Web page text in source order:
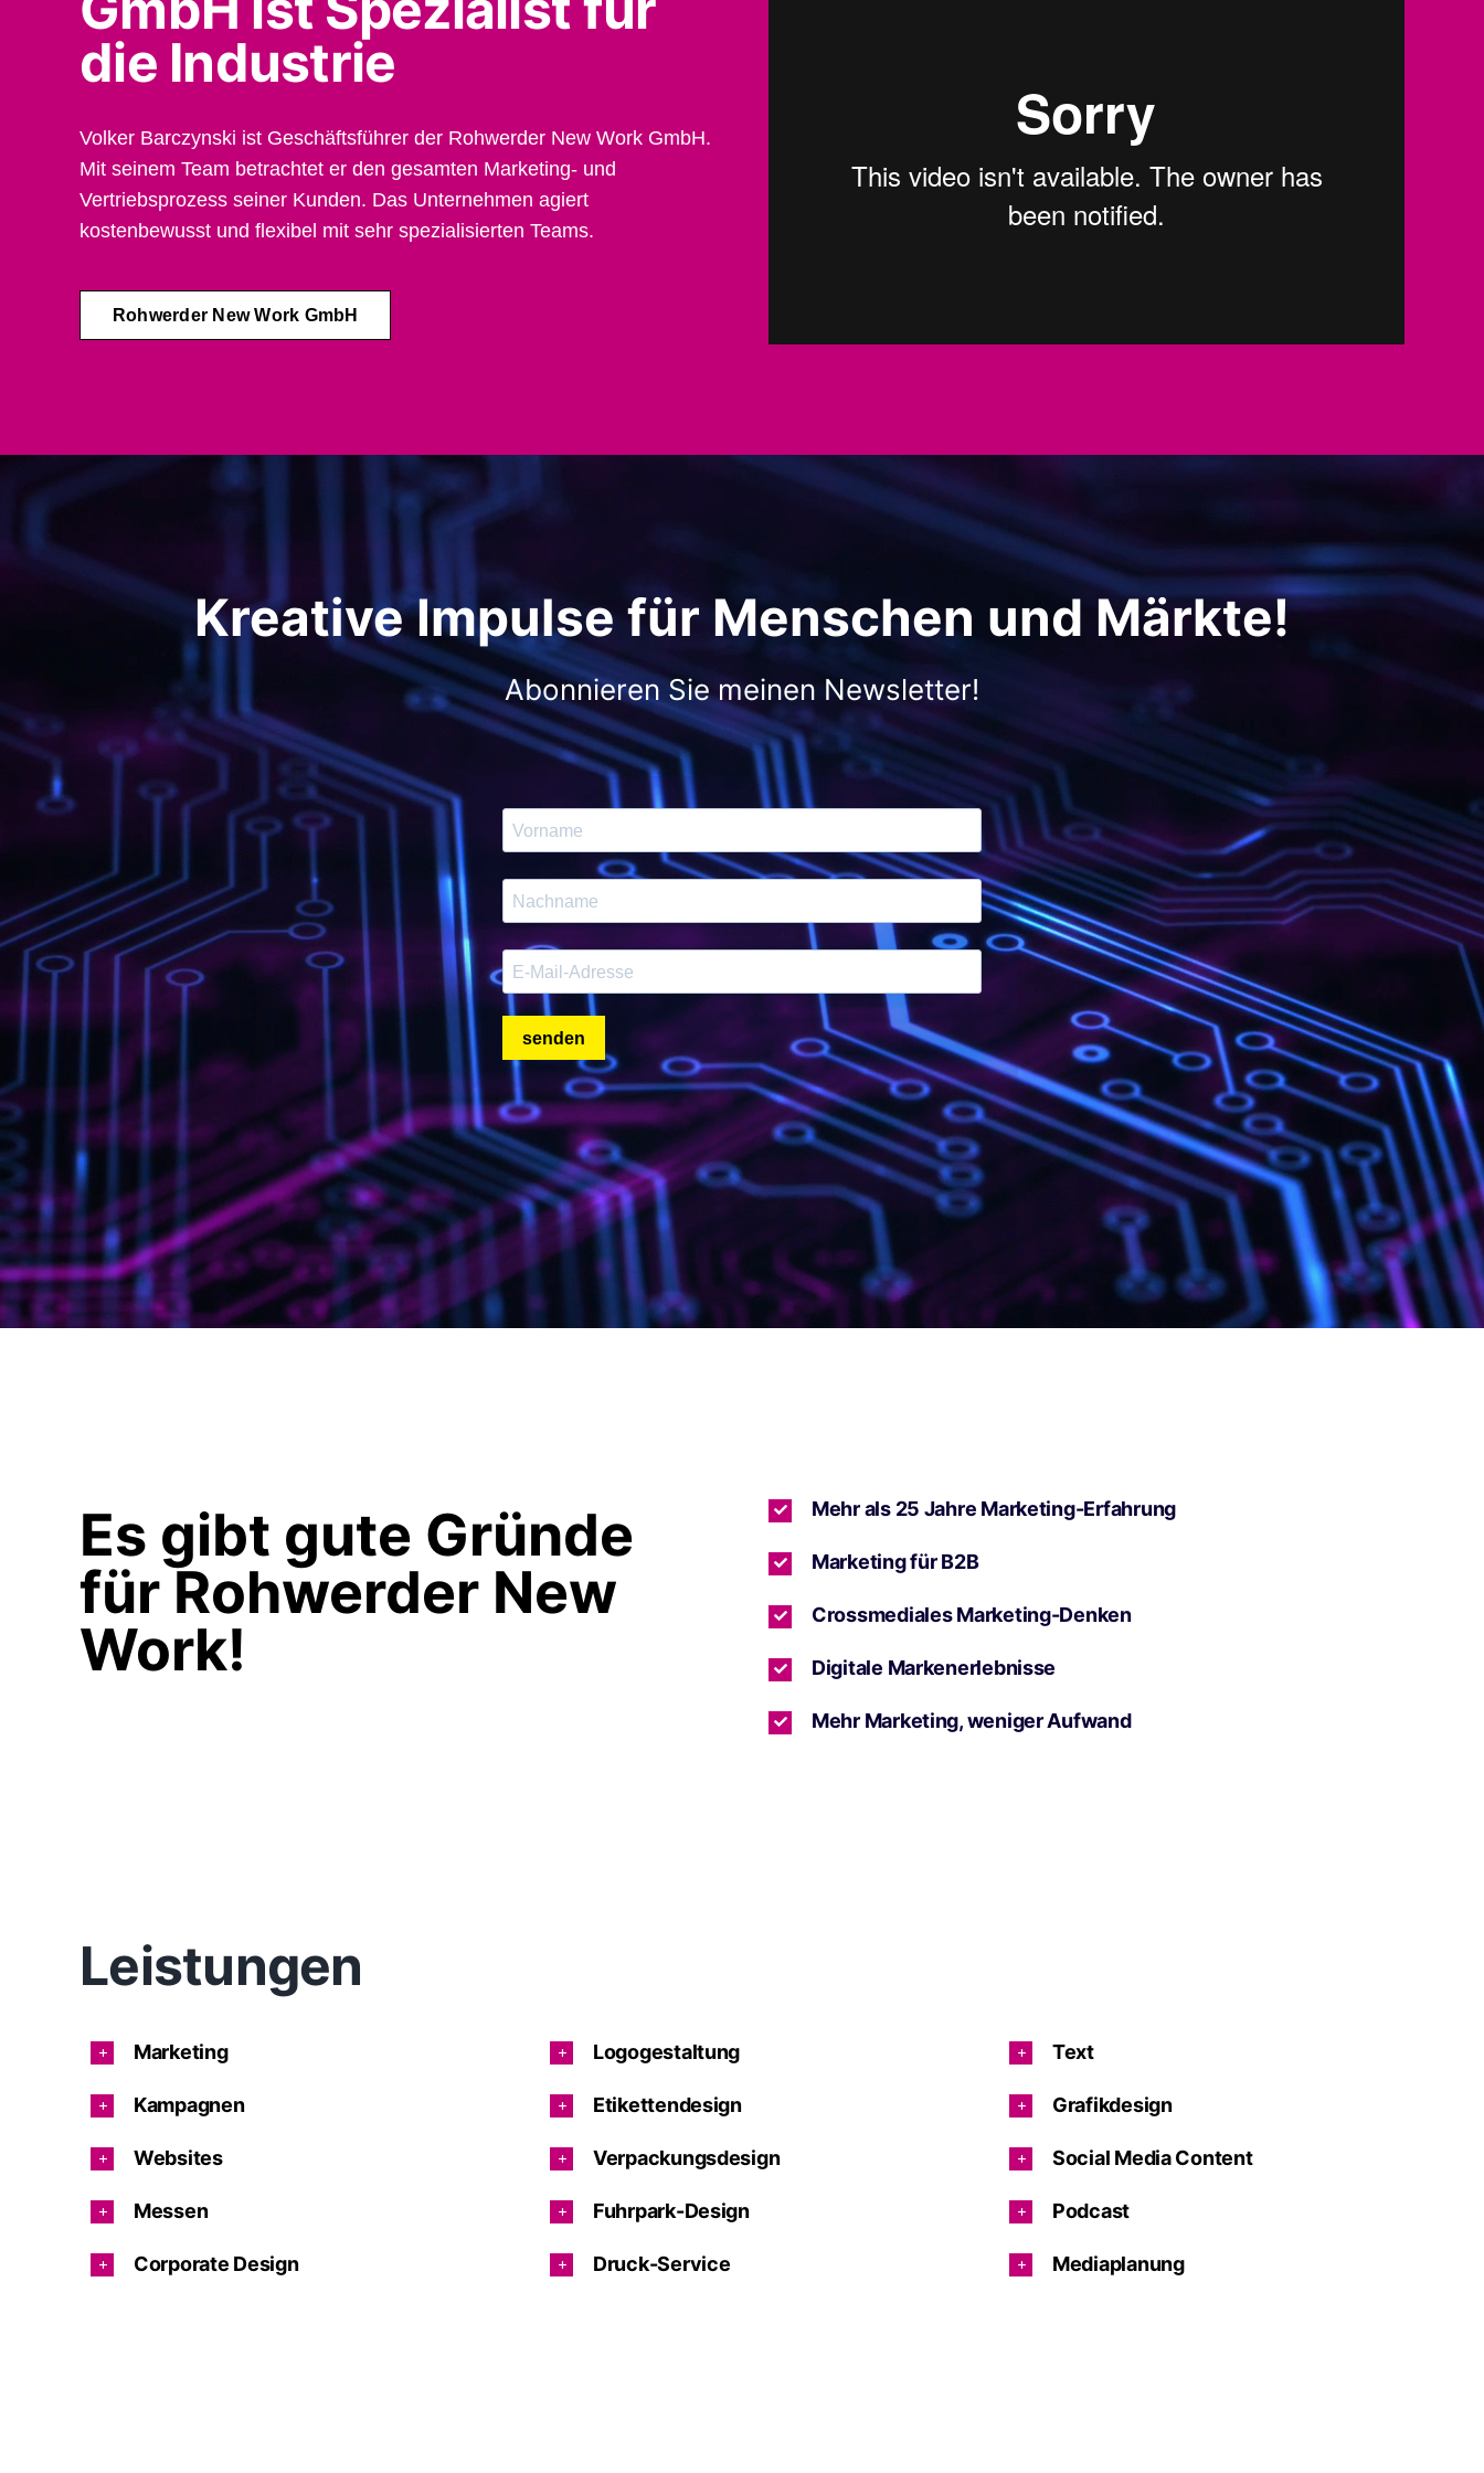
die Industrie
Volker Barczynski ist Geschäftsführer der Rohwerder New Work GmbH.
Mit seinem Team betrachtet er den gesamten Marketing- und
Vertriebsprozess seiner Kunden. Das Unternehmen agiert
kostenbewusst und flexibel mit sehr spezialisierten Teams.
Rohwerder New Work GmbH
Kreative Impulse für Menschen und Märkte!
Abonnieren Sie meinen Newsletter!
Es gibt gute Gründe
für Rohwerder New
Work!
Mehr als 25 Jahre Marketing-Erfahrung
Marketing für B2B
Crossmediales Marketing-Denken
Digitale Markenerlebnisse
Mehr Marketing, weniger Aufwand
Leistungen
Marketing
Kampagnen
Websites
Messen
Corporate Design
Logogestaltung
Etikettendesign
Verpackungsdesign
Fuhrpark-Design
Druck-Service
Text
Grafikdesign
Social Media Content
Podcast
Mediaplanung